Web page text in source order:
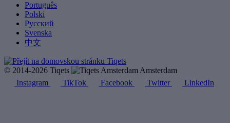
Português
Polski
Русский
Svenska
中文
© 2014-2026 Tiqets
Amsterdam
Instagram
TikTok Facebook Twitter LinkedIn